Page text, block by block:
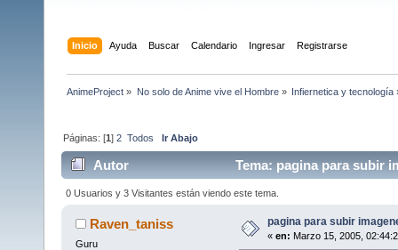
Inicio Ayuda Buscar Calendario Ingresar Registrarse
AnimeProject » No solo de Anime vive el Hombre» Infiernetica y tecnología
Páginas: [1]2 Todos Ir Abajo
Autor Tema: pagina para subir
0 Usuarios y 3 Visitantes están viendo este tema.
Raven_taniss
Guru
pagina para subir
« en: Marzo 15, 2005,